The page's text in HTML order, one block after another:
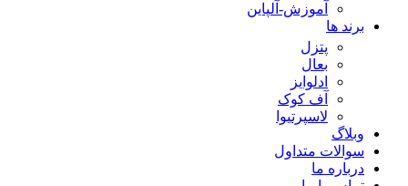
آموزش-آلپاین
برند ها
پتزل
بعال
ادلوایز
آف کوک
لاسپرتیوا
وبلاگ
سوالات متداول
درباره ما